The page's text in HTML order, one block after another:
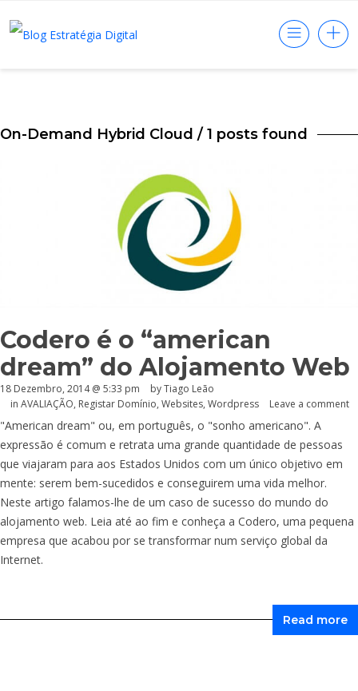
On-Demand Hybrid Cloud / 1 posts found
Codero é o “american
dream” do Alojamento Web
18 Dezembro, 2014 @ 5:33 pm
by Tiago Leão
in AVALIAÇÃO, Registar Domínio, Websites, Wordpress Leave a comment
"American dream" ou, em português, o "sonho americano". A
expressão é comum e retrata uma grande quantidade de pessoas
que viajaram para aos Estados Unidos com um único objetivo em
mente: serem bem-sucedidos e conseguirem uma vida melhor.
Neste artigo falamos-lhe de um caso de sucesso do mundo do
alojamento web. Leia até ao fim e conheça a Codero, uma pequena
empresa que acabou por se transformar num serviço global da
Internet.
Read more